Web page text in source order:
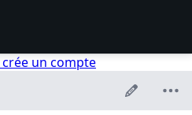
crée un compte